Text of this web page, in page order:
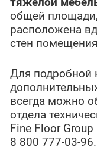
общей
расположена
стен
Для подробной
всегда можно
отдела
Fine Floor
8 800 777-03-96.